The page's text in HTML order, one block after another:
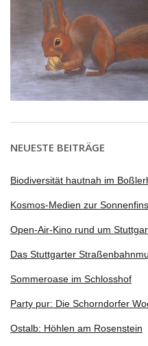
NEUESTE BEITRÄGE
Biodiversität hautnah im
Kosmos-Medien zur
Open-Air-Kino rund um
Das Stuttgarter
Sommeroase im Schlosshof
Party pur: Die Schorndorfer
Ostalb: Höhlen am Rosenstein